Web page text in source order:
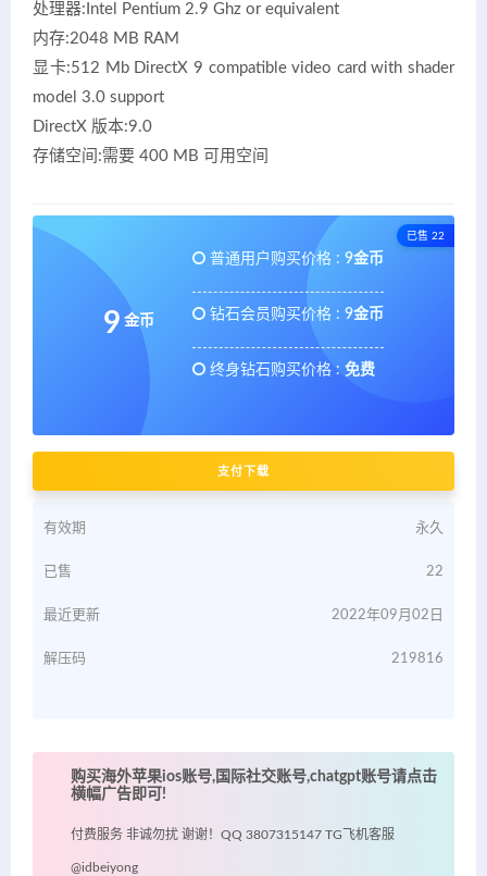
处理器:Intel Pentium 2.9 Ghz or equivalent
内存:2048 MB RAM
显卡:512 Mb DirectX 9 compatible video card with shader
model 3.0 support
DirectX 版本:9.0
存储空间:需要 400 MB 可用空间
已售 22
9 金币
普通用户购买价格 : 9金币
钻石会员购买价格 : 9金币
终身钻石购买价格 : 免费
支付下载
有效期 永久
已售 22
最近更新 2022年09月02日
解压码 219816
购买海外苹果ios账号,国际社交账号,chatgpt账号请点击
横幅广告即可!
付费服务 非诚勿扰 谢谢！QQ 3807315147 TG飞机客服
@idbeiyong